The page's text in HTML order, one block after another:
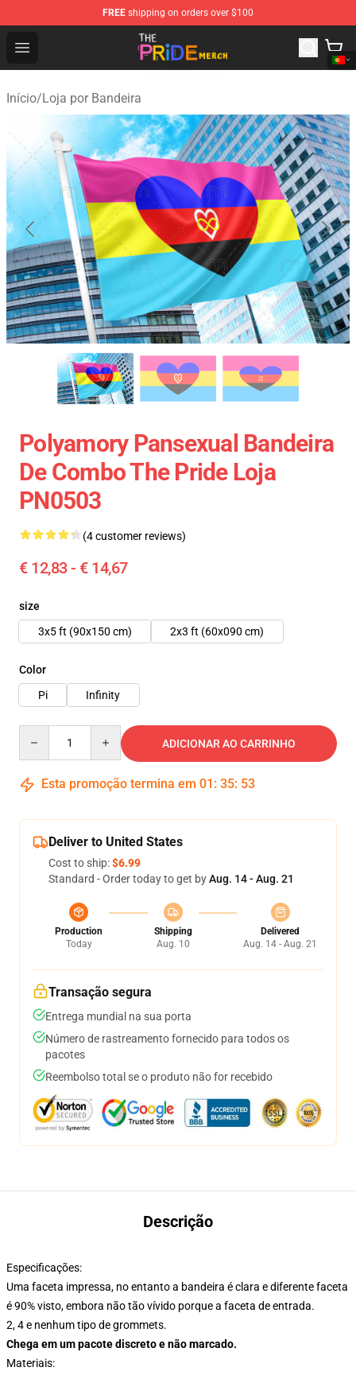
FREE shipping on orders over $100
Open menu
The Pride Shop - Official The Pride Merchandise Store
Início/Loja por Bandeira
Polyamory Pansexual Bandeira
De Combo The Pride Loja
PN0503
(4 customer reviews)
€ 12,83 - € 14,67
size
3x5 ft (90x150 cm)
2x3 ft (60x090 cm)
Color
Pi
Infinity
ADICIONAR AO CARRINHO
Esta promoção termina em 01 : 35: 53
Deliver to United States
Cost to ship:$6.99
Standard - Order today to get byAug. 14 - Aug. 21
Production
Today
Shipping
Aug. 10
Delivered
Aug. 14 - Aug. 21
Transação segura
Entrega mundial na sua porta
Número de rastreamento fornecido para todos os
pacotes
Reembolso total se o produto não for recebido
Descrição
Especificações:
Uma faceta impressa, no entanto a bandeira é clara e diferente faceta
é 90% visto, embora não tão vívido porque a faceta de entrada.
2, 4 e nenhum tipo de grommets.
Chega em um pacote discreto e não marcado.
Materiais: